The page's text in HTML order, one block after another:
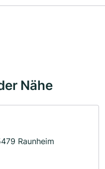
Nähe
Raunheim